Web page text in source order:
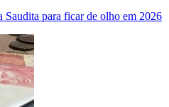
para ficar de olho em 2026